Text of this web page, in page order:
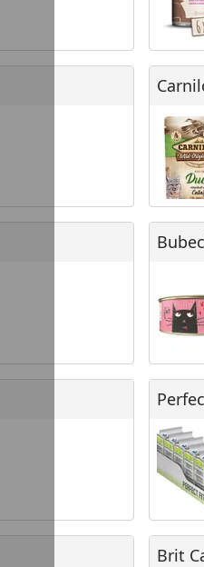
Carnilove
Bubeck
Perfect
Brit Care
Brit